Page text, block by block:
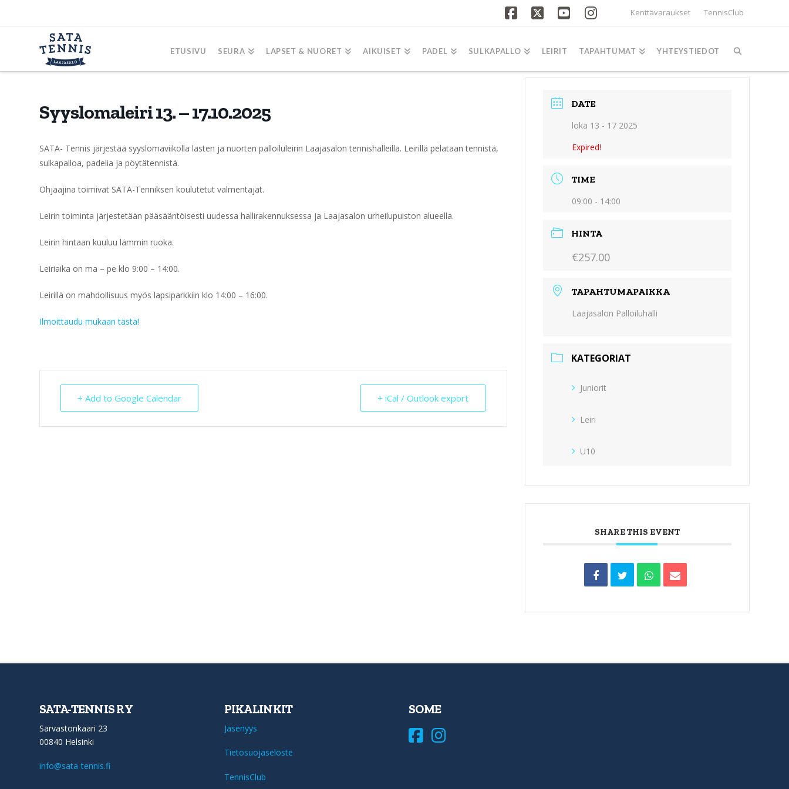
Kenttävaraukset TennisClub
Facebook
X YouTubeInstagram
ETUSIVU SEURA LAPSET & NUORET AIKUISET PADEL SULKAPALLO LEIRIT TAPAHTUMAT YHTEYSTIEDOT
Syyslomaleiri 13. – 17.10.2025
SATA- Tennis järjestää syyslomaviikolla lasten ja nuorten palloiluleirin Laajasalon tennishalleilla. Leirillä pelataan tennistä,
sulkapalloa, padelia ja pöytätennistä.
Ohjaajina toimivat SATA-Tenniksen koulutetut valmentajat.
Leirin toiminta järjestetään pääsääntöisesti uudessa hallirakennuksessa ja Laajasalon urheilupuiston alueella.
Leirin hintaan kuuluu lämmin ruoka.
Leiriaika on ma – pe klo 9:00 – 14:00.
Leirillä on mahdollisuus myös lapsiparkkiin klo 14:00 – 16:00.
Ilmoittaudu mukaan tästä!
+ Add to Google Calendar + iCal / Outlook export
DATE
loka 13 - 17 2025
Expired!
TIME
09:00 - 14:00
HINTA
€257.00
TAPAHTUMAPAIKKA
Laajasalon Palloiluhalli
KATEGORIAT
Juniorit
Leiri
U10
SHARE THIS EVENT
SATA-TENNIS RY
Sarvastonkaari 23
00840 Helsinki
info@sata-tennis.fi
PIKALINKIT
Jäsenyys
Tietosuojaseloste
TennisClub
SOME